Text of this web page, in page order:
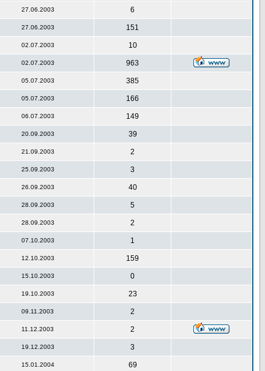
27.06.2003 6
27.06.2003 151
02.07.2003 10
02.07.2003 963
05.07.2003 385
05.07.2003 166
06.07.2003 149
20.09.2003 39
21.09.2003 2
25.09.2003 3
26.09.2003 40
28.09.2003 5
28.09.2003 2
07.10.2003 1
12.10.2003 159
15.10.2003 0
19.10.2003 23
09.11.2003 2
11.12.2003 2
19.12.2003 3
15.01.2004 69